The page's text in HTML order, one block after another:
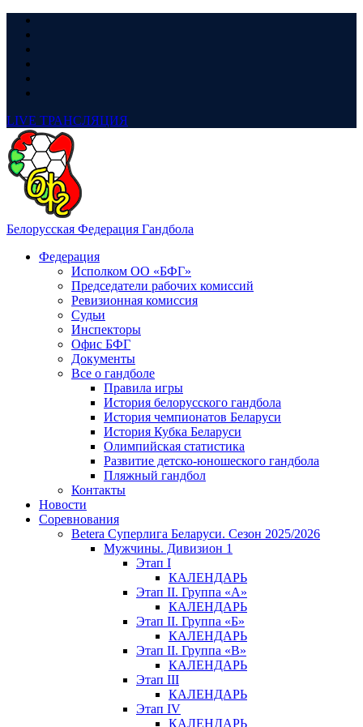
LIVE ТРАНСЛЯЦИЯ
Белорусская Федерация Гандбола
Федерация
Исполком ОО «БФГ»
Председатели рабочих комиссий
Ревизионная комиссия
Судьи
Инспекторы
Офис БФГ
Документы
Все о гандболе
Правила игры
История белорусского гандбола
История чемпионатов Беларуси
История Кубка Беларуси
Олимпийская статистика
Развитие детско-юношеского гандбола
Пляжный гандбол
Контакты
Новости
Соревнования
Betera Суперлига Беларуси. Сезон 2025/2026
Мужчины. Дивизион 1
Этап I
КАЛЕНДАРЬ
Этап II. Группа «А»
КАЛЕНДАРЬ
Этап II. Группа «Б»
КАЛЕНДАРЬ
Этап II. Группа «В»
КАЛЕНДАРЬ
Этап III
КАЛЕНДАРЬ
Этап IV
КАЛЕНДАРЬ